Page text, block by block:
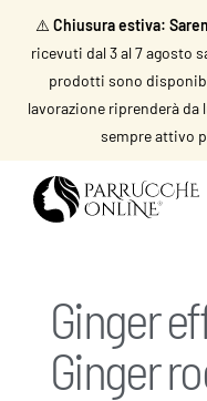
⚠️ Chiusura estiva:
ricevuti dal 3 al 7 agosto
prodotti sono
lavorazione riprenderà da
sempre attivo
Ginger
Ginger